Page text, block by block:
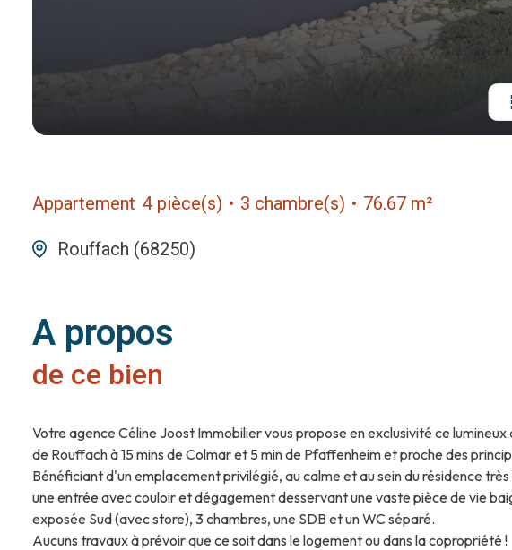
Appartement 4 pièce(s) 3 chambre(s) 76.67 m²
Rouffach (68250)
A propos
de ce bien
Votre agence Céline Joost Immobilier vous propose en exclusivité ce
de Rouffach à 15 mins de Colmar et 5 min de Pfaffenheim et proche des
Bénéficiant d'un emplacement privilégié, au calme et au sein du résidence
une entrée avec couloir et dégagement desservant une vaste pièce de vie
exposée Sud (avec store), 3 chambres, une SDB et un WC séparé.
Aucuns travaux à prévoir que ce soit dans le logement ou dans la copropriété !